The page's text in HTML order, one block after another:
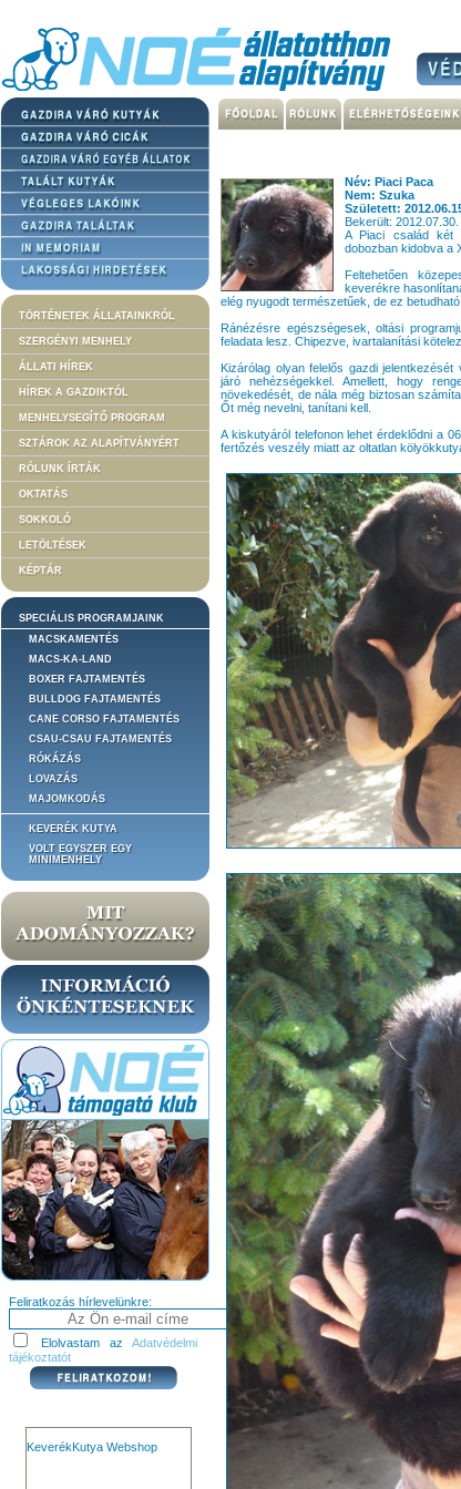
TÖRTÉNETEK ÁLLATAINKRÓL
SZERGÉNYI MENHELY
ÁLLATI HÍREK
HÍREK A GAZDIKTÓL
MENHELYSEGÍTŐ PROGRAM
SZTÁROK AZ ALAPÍTVÁNYÉRT
RÓLUNK ÍRTÁK
OKTATÁS
SOKKOLÓ
LETÖLTÉSEK
KÉPTÁR
SPECIÁLIS PROGRAMJAINK
MACSKAMENTÉS
MACS-KA-LAND
BOXER FAJTAMENTÉS
BULLDOG FAJTAMENTÉS
CANE CORSO FAJTAMENTÉS
CSAU-CSAU FAJTAMENTÉS
RÓKÁZÁS
LOVAZÁS
MAJOMKODÁS
KEVERÉK KUTYA
VOLT EGYSZER EGY
MINIMENHELY
Feliratkozás hírlevelünkre:
Elolvastam az Adatvédelmi
tájékoztatót
KeverékKutya Webshop
Név: Piaci Paca
Nem: Szuka
Született:
Bekerült: 2012.07.30.
A Piaci család két
dobozban kidobva a
Feltehetően
keverékre
elég nyugodt természetűek, de ez betudható
Ránézésre egészségesek, oltási
feladata lesz. Chipezve, ivartalanítási
Kizárólag olyan felelős gazdi
járó nehézségekkel. Amellett, hogy
növekedését, de nála még biztosan
Őt még nevelni, tanítani kell.
A kiskutyáról telefonon lehet érdeklődni a
fertőzés veszély miatt az oltatlan